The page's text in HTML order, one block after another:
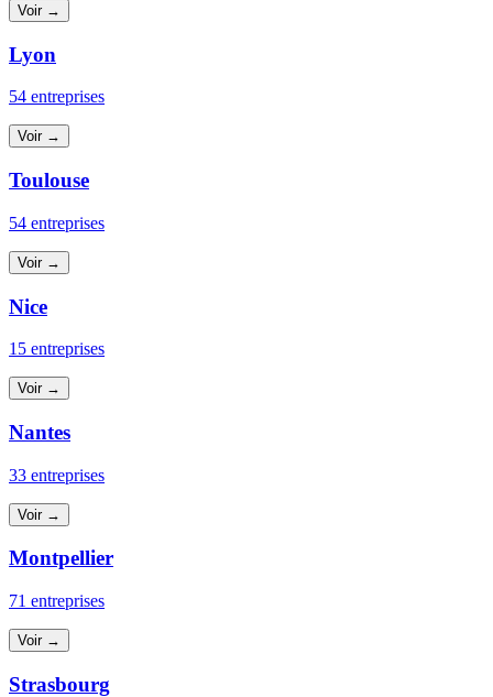
Voir →
Lyon
54 entreprises
Voir →
Toulouse
54 entreprises
Voir →
Nice
15 entreprises
Voir →
Nantes
33 entreprises
Voir →
Montpellier
71 entreprises
Voir →
Strasbourg